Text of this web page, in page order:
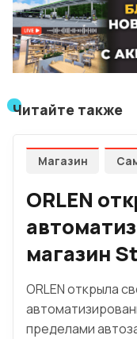
Читайте также
Магазин
ORLEN
магазин
ORLEN открыла
пределами